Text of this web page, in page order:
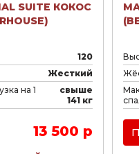
SUITE КОКОС
120
Жесткий
на 1
свыше
141 кг
13 500 р